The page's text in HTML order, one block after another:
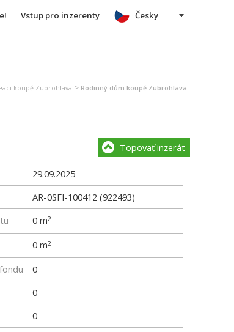
Vstup pro inzerenty Česky
koupě Zubrohlava > Rodinný dům koupě Zubrohlava
Topovať inzerát
29.09.2025
AR-0SFI-100412 (922493)
0 m2
0 m2
0
0
0